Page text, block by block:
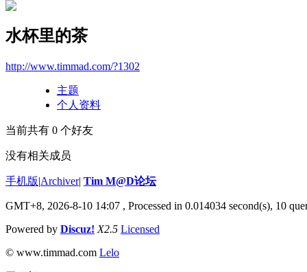
水杯里的茶
http://www.timmad.com/?1302
主题
个人资料
当前共有 0 个好友
没有相关成员
手机版|Archiver| Tim M@D论坛
GMT+8, 2026-8-10 14:07 , Processed in 0.014034 second(s), 10
Powered by Discuz! X2.5 Licensed
© www.timmad.com Lelo